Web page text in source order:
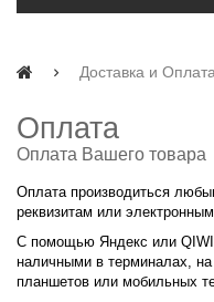
Доставка и Оплата
Оплата
Оплата Вашего товара
Оплата производиться
реквизитам или
С помощью Яндекс или
наличными в терминалах,
планшетов или мобильных